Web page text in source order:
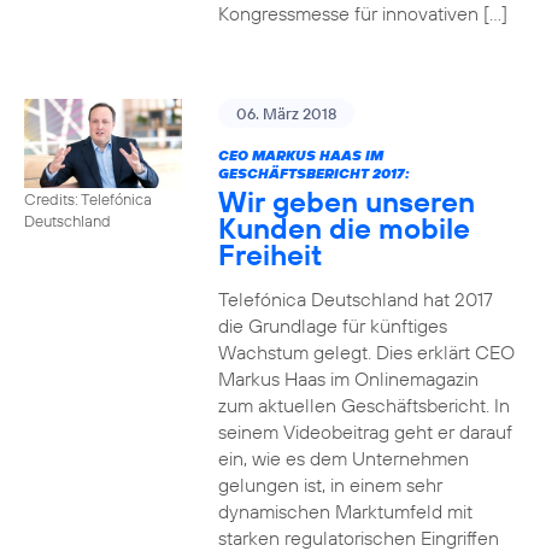
Kongressmesse für innovativen […]
Credits: Telefónica
Deutschland
06. März 2018
CEO MARKUS HAAS IM
GESCHÄFTSBERICHT 2017:
Wir geben unseren
Kunden die mobile
Freiheit
Telefónica Deutschland hat 2017
die Grundlage für künftiges
Wachstum gelegt. Dies erklärt CEO
Markus Haas im Onlinemagazin
zum aktuellen Geschäftsbericht. In
seinem Videobeitrag geht er darauf
ein, wie es dem Unternehmen
gelungen ist, in einem sehr
dynamischen Marktumfeld mit
starken regulatorischen Eingriffen